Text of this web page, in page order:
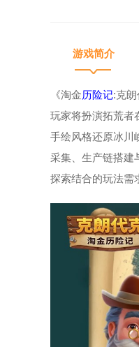
游戏简介
《淘金历险记:克
玩家将扮演拓荒者
手绘风格还原冰川
采集、生产链搭建
探索结合的玩法需